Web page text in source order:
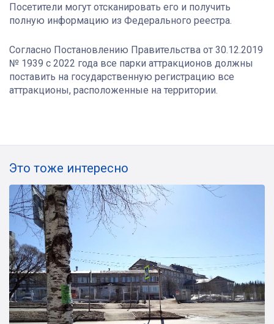
Посетители могут отсканировать его и получить
полную информацию из Федерального реестра.
Согласно Постановлению Правительства от 30.12.2019
№ 1939 с 2022 года все парки аттракционов должны
поставить на государственную регистрацию все
аттракционы, расположенные на территории.
Это тоже интересно